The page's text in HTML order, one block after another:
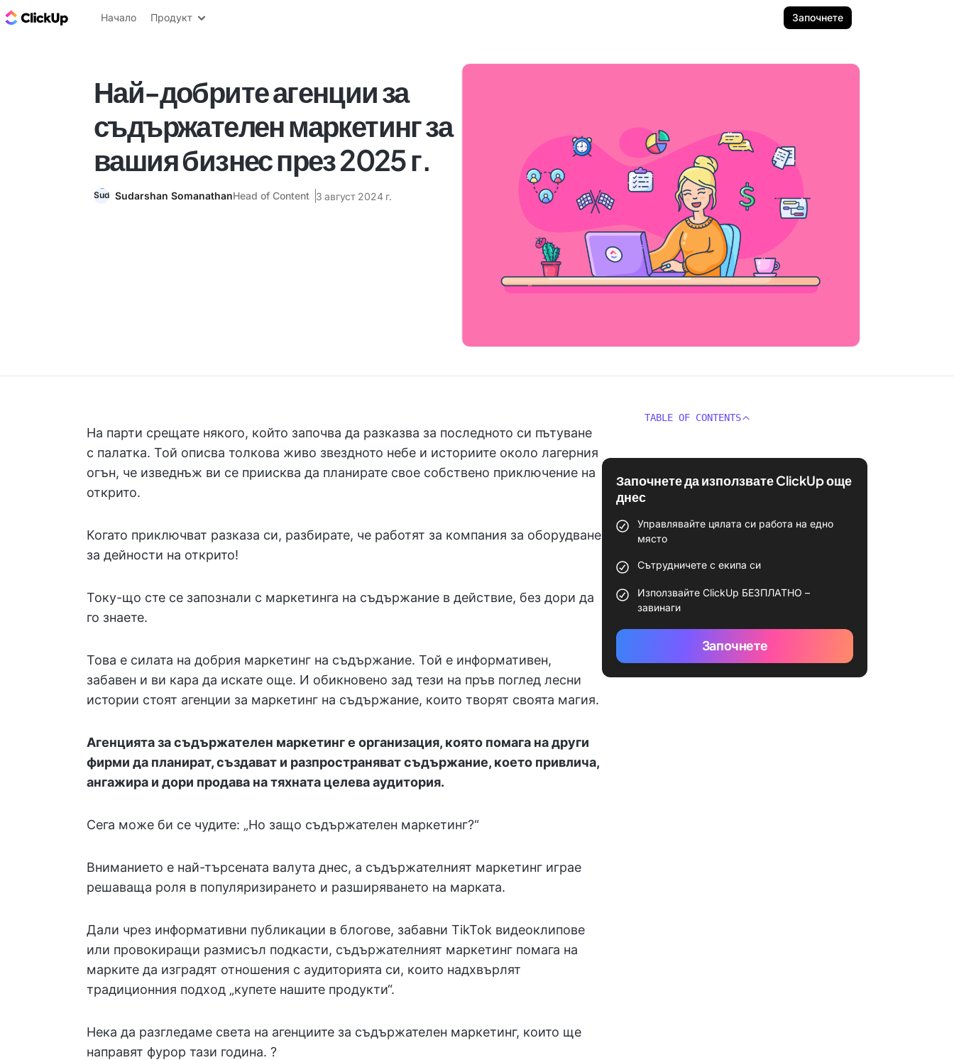
ClickUp блог
Начало Продукт Започнете
Най-добрите агенции за
съдържателен маркетинг за
вашия бизнес през 2025 г.
Sudarshan SomanathanHead of Content 3 август 2024 г.
На парти срещате някого, който започва да разказва за последното си пътуване
с палатка. Той описва толкова живо звездното небе и историите около лагерния
огън, че изведнъж ви се приисква да планирате свое собствено приключение на
открито.
Когато приключват разказа си, разбирате, че работят за компания за оборудване
за дейности на открито!
Току-що сте се запознали с маркетинга на съдържание в действие, без дори да
го знаете.
Това е силата на добрия маркетинг на съдържание. Той е информативен,
забавен и ви кара да искате още. И обикновено зад тези на пръв поглед лесни
истории стоят агенции за маркетинг на съдържание, които творят своята магия.
Агенцията за съдържателен маркетинг е организация, която помага на други
фирми да планират, създават и разпространяват съдържание, което привлича,
ангажира и дори продава на тяхната целева аудитория.
Сега може би се чудите: „Но защо съдържателен маркетинг?“
Вниманието е най-търсената валута днес, а съдържателният маркетинг играе
решаваща роля в популяризирането и разширяването на марката.
Дали чрез информативни публикации в блогове, забавни TikTok видеоклипове
или провокиращи размисъл подкасти, съдържателният маркетинг помага на
марките да изградят отношения с аудиторията си, които надхвърлят
традиционния подход „купете нашите продукти“.
Нека да разгледаме света на агенциите за съдържателен маркетинг, които ще
направят фурор тази година. ?
TABLE OF CONTENTS
Започнете да използвате ClickUp още
днес
Управлявайте цялата си работа на едно
място
Сътрудничете с екипа си
Използвайте ClickUp БЕЗПЛАТНО –
завинаги
Започнете